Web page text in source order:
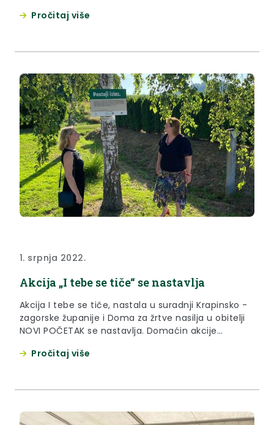
Pročitaj više
1. srpnja 2022.
Akcija „I tebe se tiče“ se nastavlja
Akcija I tebe se tiče, nastala u suradnji Krapinsko -
zagorske županije i Doma za žrtve nasilja u obitelji
NOVI POČETAK se nastavlja. Domaćin akcije
Pročitaj više